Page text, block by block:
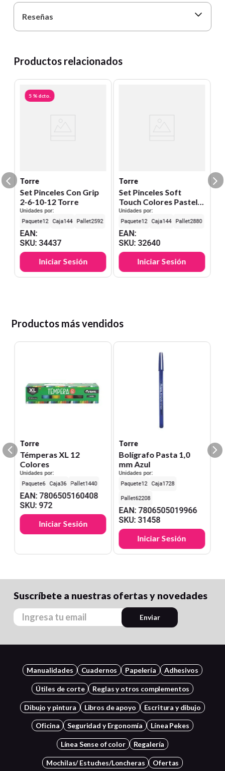
Reseñas
Productos relacionados
5 %dcto.
Torre
Set Pinceles Con Grip
2-6-10-12 Torre
Unidades por:
12
144 2592
EAN:
SKU:34437
Iniciar Sesión
Torre
Set Pinceles Soft
Touch Colores Pastel 4
Colores 4 Unid.
Unidades por:
12
144 2880
EAN:
SKU:32640
Iniciar Sesión
Productos más vendidos
Torre
Témperas XL 12
Colores
Unidades por:
6
36 1440
EAN:7806505160408
SKU:972
Iniciar Sesión
Torre
Bolígrafo Pasta 1,0
mm Azul
Unidades por:
12
1728
62208
EAN:7806505019966
SKU:31458
Iniciar Sesión
Suscríbete a nuestras ofertas y novedades
Enviar
Manualidades Cuadernos Papelería Adhesivos
Útiles de corte Reglas y otros complementos
Dibujo y pintura Libros de apoyo Escritura y dibujo
Oficina Seguridad y Ergonomía Línea Pekes
Línea Sense of color Regalería
Mochilas/ Estuches/Loncheras Ofertas